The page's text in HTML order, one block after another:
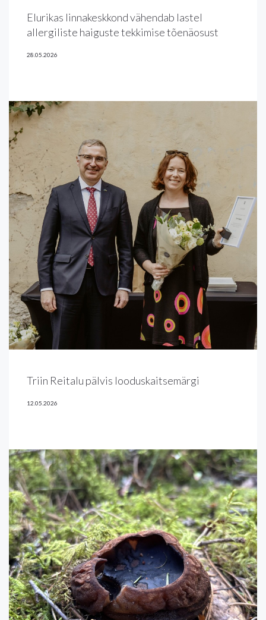
Elurikas linnakeskkond vähendab lastel
allergiliste haiguste tekkimise tõenäosust
28.05.2026
Triin Reitalu pälvis looduskaitsemärgi
12.05.2026